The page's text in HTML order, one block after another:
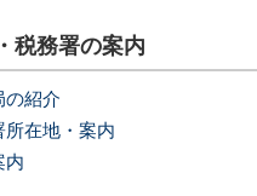
税務署の案内
の紹介
所在地・案内
内